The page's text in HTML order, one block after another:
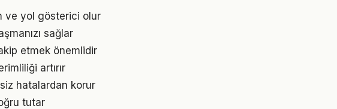
ve yol gösterici olur
sağlar
etmek önemlidir
artırır
hatalardan korur
tutar